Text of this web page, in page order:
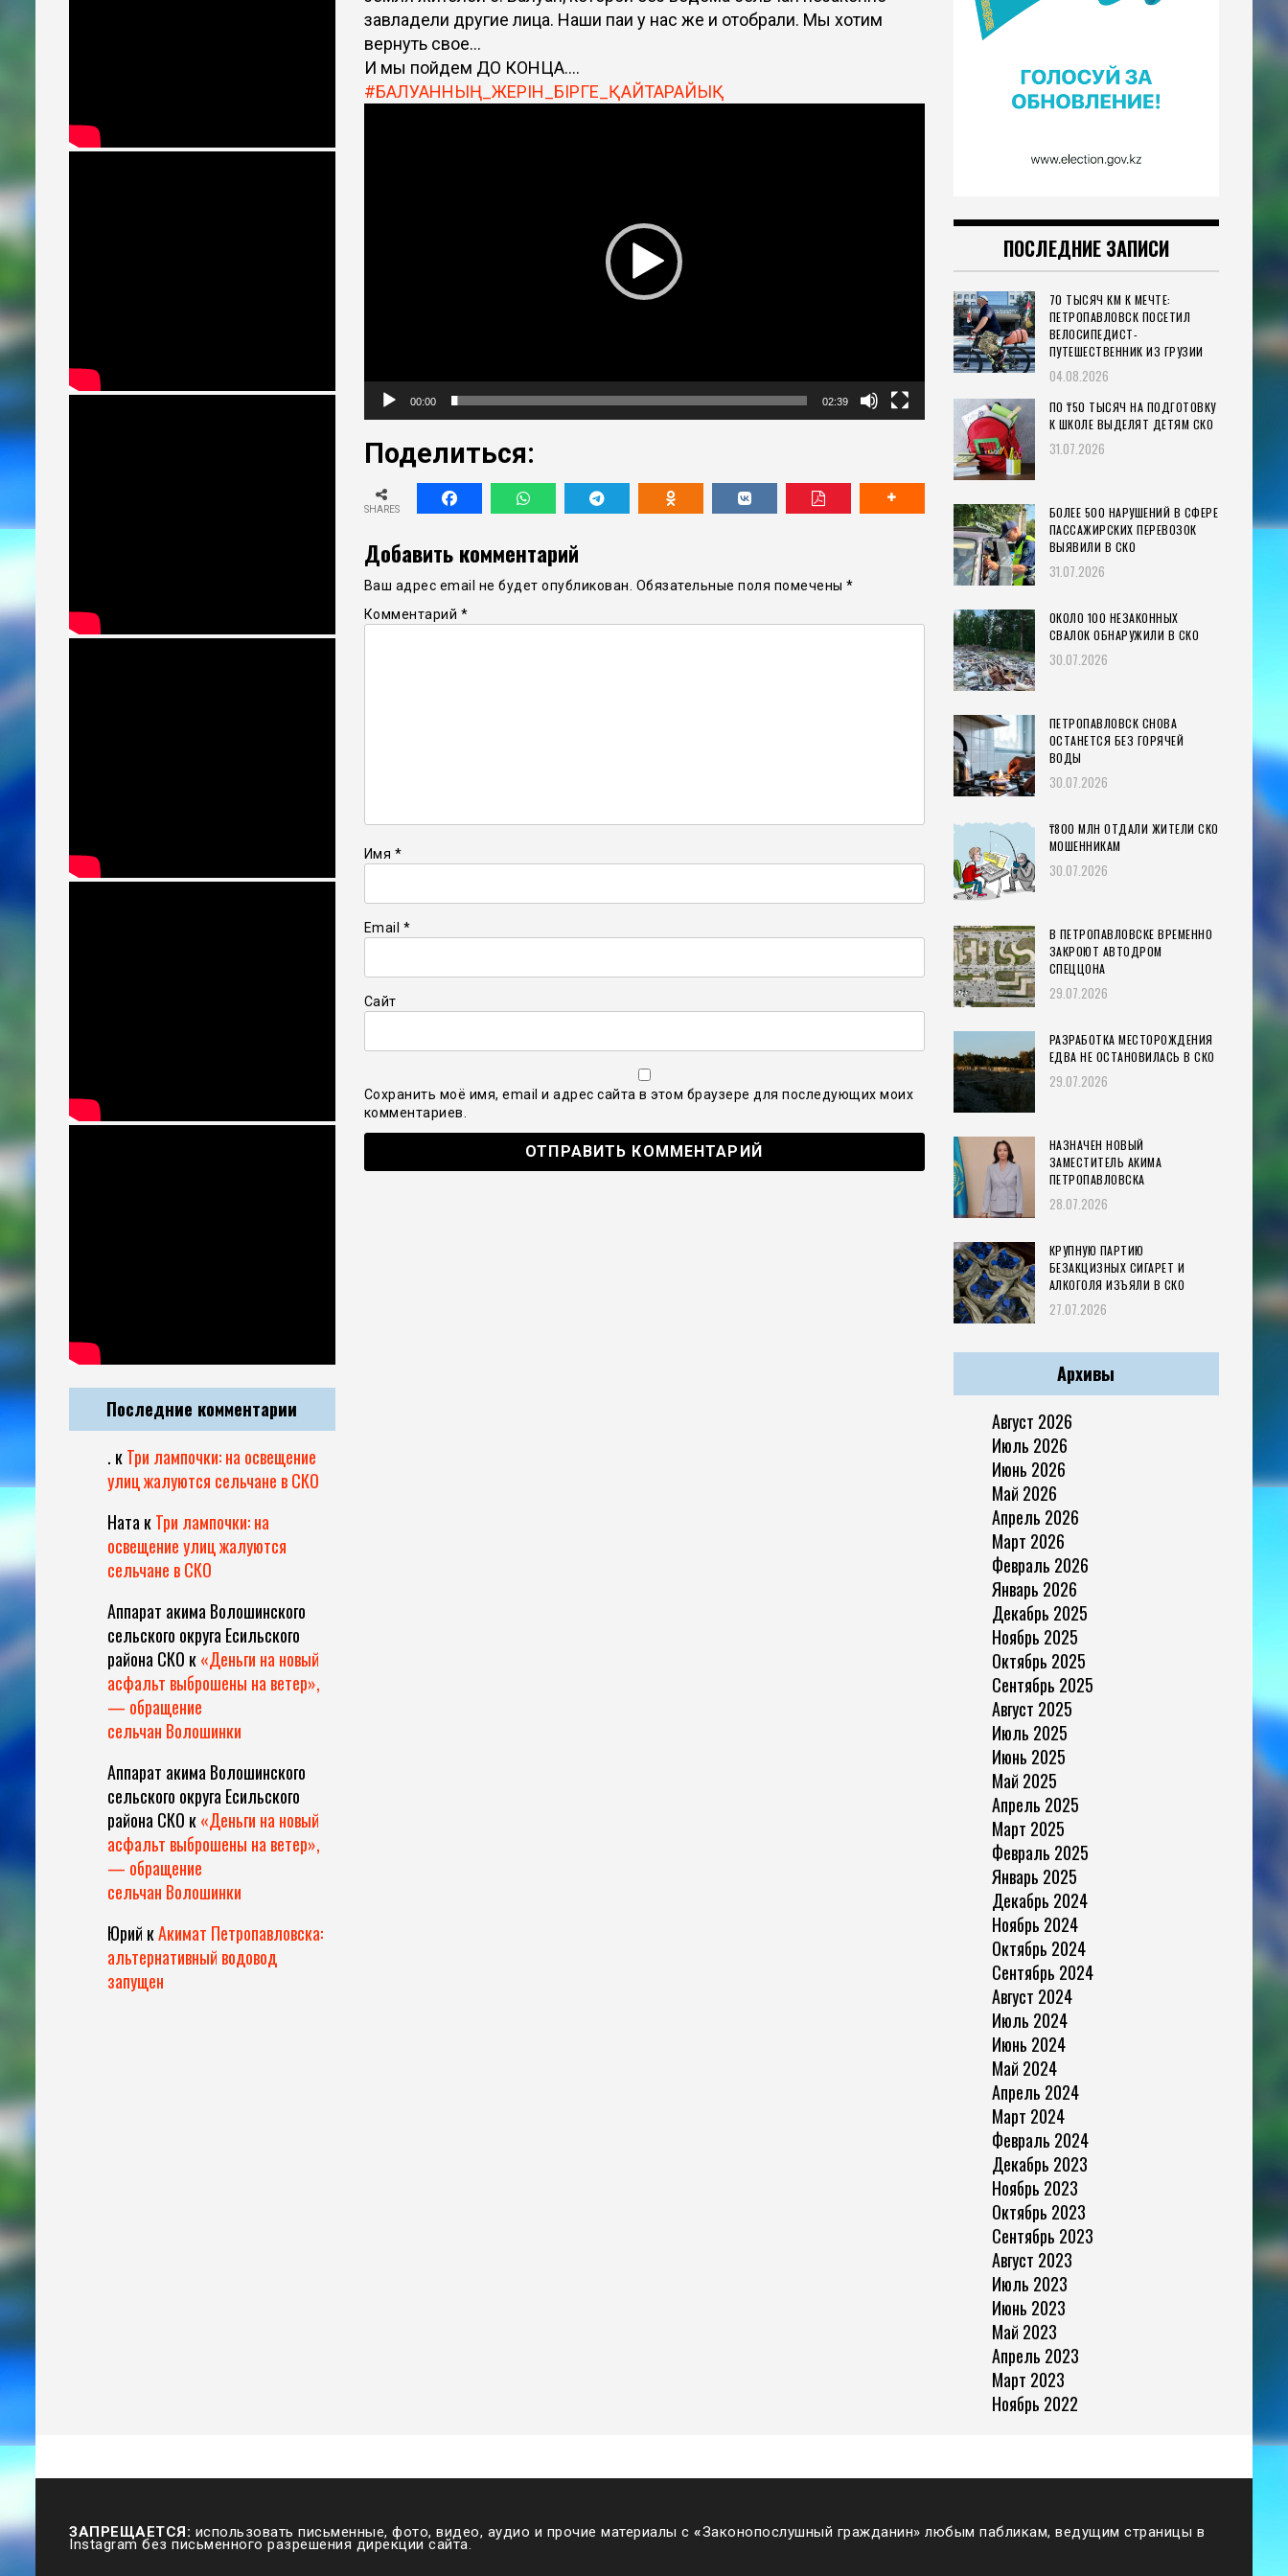
завладели другие лица. Наши паи у нас же и отобрали. Мы хотим
вернуть свое…
И мы пойдем ДО КОНЦА….
#БАЛУАННЫҢ_ЖЕРІН_БІРГЕ_ҚАЙТАРАЙЫҚ
00:00 02:39
Поделиться:
SHARES
Добавить комментарий
Ваш адрес email не будет опубликован. Обязательные поля помечены *
Комментарий *
Имя *
Email *
Сайт
Сохранить моё имя, email и адрес сайта в этом браузере для последующих моих
комментариев.
Последние комментарии
. кТри лампочки: на освещение
улиц жалуются сельчане в СКО
Ната кТри лампочки: на
освещение улиц жалуются
сельчане в СКО
Аппарат акима Волошинского
сельского округа Есильского
района СКО к«Деньги на новый
асфальт выброшены на ветер»,
— обращение
сельчан Волошинки
Аппарат акима Волошинского
сельского округа Есильского
района СКО к«Деньги на новый
асфальт выброшены на ветер»,
— обращение
сельчан Волошинки
Юрий кАкимат Петропавловска:
альтернативный водовод
запущен
ПОСЛЕДНИЕ ЗАПИСИ
70 ТЫСЯЧ КМ К МЕЧТЕ:
ПЕТРОПАВЛОВСК ПОСЕТИЛ
ВЕЛОСИПЕДИСТ-
ПУТЕШЕСТВЕННИК ИЗ ГРУЗИИ
04.08.2026
ПО ₸50 ТЫСЯЧ НА ПОДГОТОВКУ
К ШКОЛЕ ВЫДЕЛЯТ ДЕТЯМ СКО
31.07.2026
БОЛЕЕ 500 НАРУШЕНИЙ В СФЕРЕ
ПАССАЖИРСКИХ ПЕРЕВОЗОК
ВЫЯВИЛИ В СКО
31.07.2026
ОКОЛО 100 НЕЗАКОННЫХ
СВАЛОК ОБНАРУЖИЛИ В СКО
30.07.2026
ПЕТРОПАВЛОВСК СНОВА
ОСТАНЕТСЯ БЕЗ ГОРЯЧЕЙ
ВОДЫ
30.07.2026
₸800 МЛН ОТДАЛИ ЖИТЕЛИ СКО
МОШЕННИКАМ
30.07.2026
В ПЕТРОПАВЛОВСКЕ ВРЕМЕННО
ЗАКРОЮТ АВТОДРОМ
СПЕЦЦОНА
29.07.2026
РАЗРАБОТКА МЕСТОРОЖДЕНИЯ
ЕДВА НЕ ОСТАНОВИЛАСЬ В СКО
29.07.2026
НАЗНАЧЕН НОВЫЙ
ЗАМЕСТИТЕЛЬ АКИМА
ПЕТРОПАВЛОВСКА
28.07.2026
КРУПНУЮ ПАРТИЮ
БЕЗАКЦИЗНЫХ СИГАРЕТ И
АЛКОГОЛЯ ИЗЪЯЛИ В СКО
27.07.2026
Архивы
Август 2026
Июль 2026
Июнь 2026
Май 2026
Апрель 2026
Март 2026
Февраль 2026
Январь 2026
Декабрь 2025
Ноябрь 2025
Октябрь 2025
Сентябрь 2025
Август 2025
Июль 2025
Июнь 2025
Май 2025
Апрель 2025
Март 2025
Февраль 2025
Январь 2025
Декабрь 2024
Ноябрь 2024
Октябрь 2024
Сентябрь 2024
Август 2024
Июль 2024
Июнь 2024
Май 2024
Апрель 2024
Март 2024
Февраль 2024
Декабрь 2023
Ноябрь 2023
Октябрь 2023
Сентябрь 2023
Август 2023
Июль 2023
Июнь 2023
Май 2023
Апрель 2023
Март 2023
Ноябрь 2022
ЗАПРЕЩАЕТСЯ: использовать письменные, фото, видео, аудио и прочие материалы с «Законопослушный гражданин» любым пабликам, ведущим страницы в
Instagram без письменного разрешения дирекции сайта.